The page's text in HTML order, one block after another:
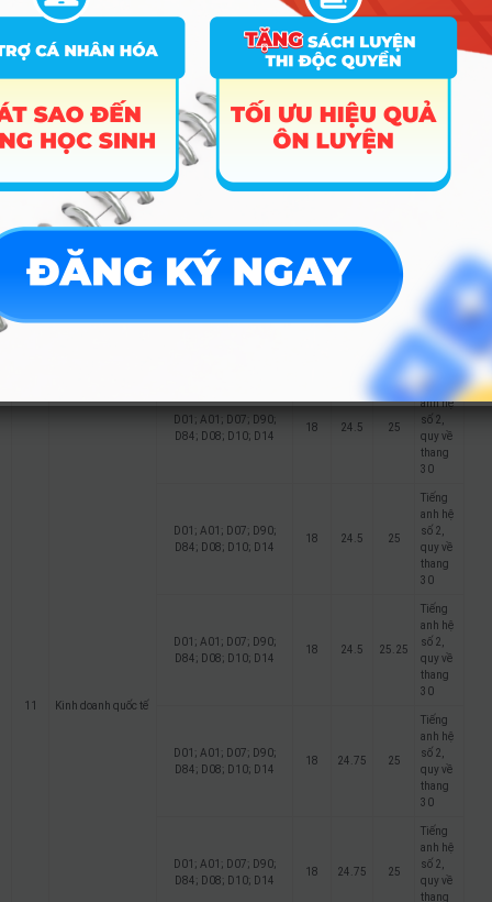
D84; D08; D10; D14
quy về
thang
anh hệ
D84; D08; D10; D14
Tiếng
anh hệ
quy về
thang
11 Kinh doanh quốc tế
D01; A01; D07; D90;
D84; D08; D10; D14
18 24.5 25
Tiếng
anh hệ
số 2,
quy về
thang
30
D01; A01; D07; D90;
D84; D08; D10; D14
18 24.5 25
Tiếng
anh hệ
số 2,
quy về
thang
30
D01; A01; D07; D90;
D84; D08; D10; D14
18 24.5 25.25
Tiếng
anh hệ
số 2,
quy về
thang
30
D01; A01; D07; D90;
D84; D08; D10; D14
18 24.75 25
Tiếng
anh hệ
số 2,
quy về
thang
30
D01; A01; D07; D90;
D84; D08; D10; D14
18 24.75 25
Tiếng
anh hệ
số 2,
quy về
thang